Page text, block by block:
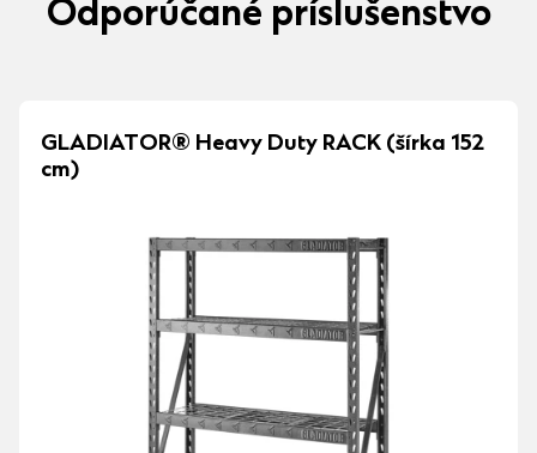
Odporúčané príslušenstvo
GLADIATOR® Heavy Duty RACK (šírka 152
cm)